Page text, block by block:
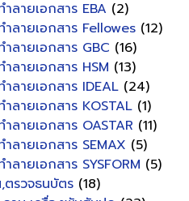
ำลายเอกสาร EBA (2)
ำลายเอกสาร Fellowes (12)
ำลายเอกสาร GBC (16)
ำลายเอกสาร HSM (13)
ำลายเอกสาร IDEAL (24)
ำลายเอกสาร KOSTAL (1)
ำลายเอกสาร OASTAR (11)
ำลายเอกสาร SEMAX (5)
ำลายเอกสาร SYSFORM (5)
ตรวจธนบัตร (18)